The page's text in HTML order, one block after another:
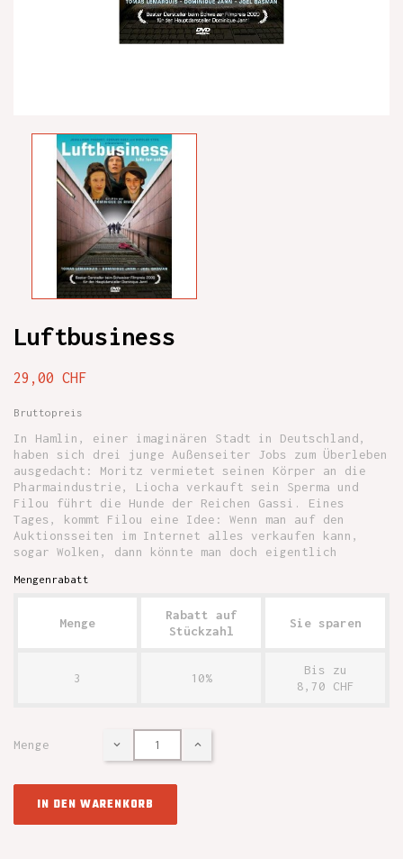
Luftbusiness
29,00 CHF
Bruttopreis
In Hamlin, einer imaginären Stadt in Deutschland,
haben sich drei junge Außenseiter Jobs zum Überleben
ausgedacht: Moritz vermietet seinen Körper an die
Pharmaindustrie, Liocha verkauft sein Sperma und
Filou führt die Hunde der Reichen Gassi. Eines
Tages, kommt Filou eine Idee: Wenn man auf den
Auktionsseiten im Internet alles verkaufen kann,
sogar Wolken, dann könnte man doch eigentlich
Mengenrabatt
Menge
Rabatt auf
Stückzahl
Sie sparen
3 10%
Bis zu
8,70 CHF
Menge
IN DEN WARENKORB